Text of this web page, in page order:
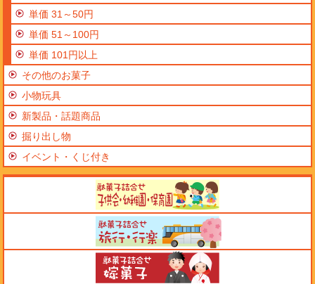
単価 31～50円
単価 51～100円
単価 101円以上
その他のお菓子
小物玩具
新製品・話題商品
掘り出し物
イベント・くじ付き